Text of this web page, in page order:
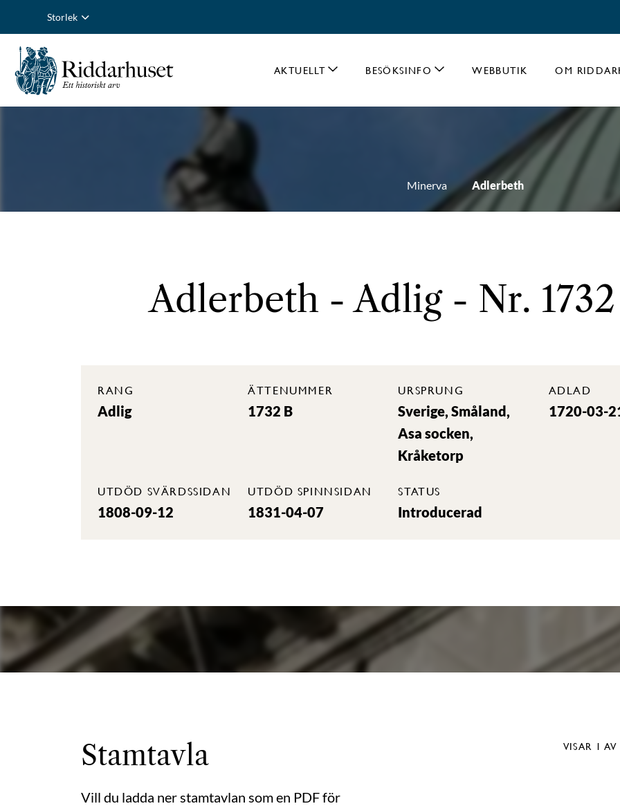
Storlek
AKTUELLT BESÖKSINFO WEBBUTIK OM
Minerva Adlerbeth
Adlerbeth - Adlig - Nr.
RANG
Adlig
ÄTTENUMMER
1732 B
URSPRUNG
Sverige, Småland,
Asa socken,
Kråketorp
ADLAD
1720-03-
UTDÖD SVÄRDSSIDAN
1808-09-12
UTDÖD SPINNSIDAN
1831-04-07
STATUS
Introducerad
Stamtavla
Vill du ladda ner stamtavlan som en PDF för
VISAR 1